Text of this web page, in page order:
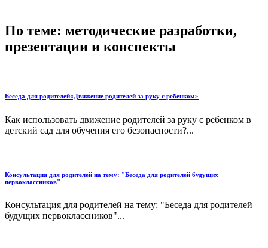
По теме: методические разработки,
презентации и конспекты
Беседа для родителей«Движение родителей за руку с ребенком»
Как использовать движение родителей за руку с ребенком в
детский сад для обучения его безопасности?...
Консультация для родителей на тему: "Беседа для родителей будущих
первоклассников"
Консультация для родителей на тему: "Беседа для родителей
будущих первоклассников"...